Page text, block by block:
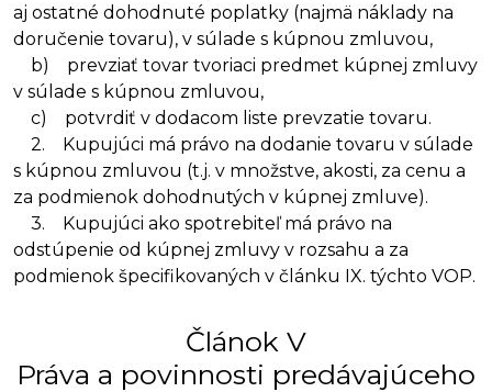
aj ostatné dohodnuté poplatky (najmä náklady na
doručenie tovaru), v súlade s kúpnou zmluvou,
b) prevziať tovar tvoriaci predmet kúpnej zmluvy
v súlade s kúpnou zmluvou,
c) potvrdiť v dodacom liste prevzatie tovaru.
2. Kupujúci má právo na dodanie tovaru v súlade
s kúpnou zmluvou (t.j. v množstve, akosti, za cenu a
za podmienok dohodnutých v kúpnej zmluve).
3. Kupujúci ako spotrebiteľ má právo na
odstúpenie od kúpnej zmluvy v rozsahu a za
podmienok špecifikovaných v článku IX. týchto VOP.
Článok V
Práva a povinnosti predávajúceho